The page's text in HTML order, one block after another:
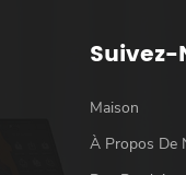
Suivez-
Maison
À Propos De